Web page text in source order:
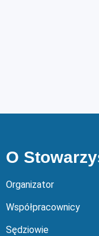
O
Organizator
Współpracownicy
Sędziowie